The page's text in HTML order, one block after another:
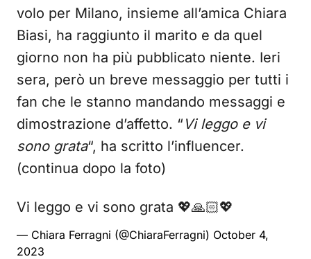
volo per Milano, insieme all’amica Chiara
Biasi, ha raggiunto il marito e da quel
giorno non ha più pubblicato niente. Ieri
sera, però un breve messaggio per tutti i
fan che le stanno mandando messaggi e
dimostrazione d’affetto. “ Vi leggo e vi
sono grata“, ha scritto l’influencer.
(continua dopo la foto)
Vi leggo e vi sono grata 💖🙏🏻💖
— Chiara Ferragni (@ChiaraFerragni) October 4,
2023